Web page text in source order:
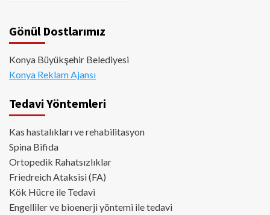
Gönül Dostlarımız
Konya Büyükşehir Belediyesi
Konya Reklam Ajansı
Tedavi Yöntemleri
Kas hastalıkları ve rehabilitasyon
Spina Bifida
Ortopedik Rahatsızlıklar
Friedreich Ataksisi (FA)
Kök Hücre ile Tedavi
Engelliler ve bioenerji yöntemi ile tedavi